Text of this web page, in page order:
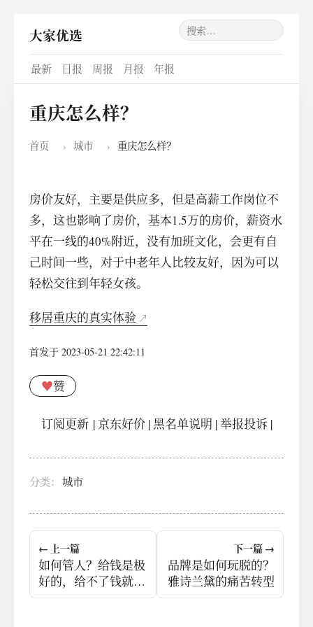
大家优选
最新 日报 周报 月报 年报
重庆怎么样？
首页 › 城市 › 重庆怎么样？
房价友好，主要是供应多，但是高薪工作岗位不
多，这也影响了房价，基本1.5万的房价，薪资水
平在一线的40%附近，没有加班文化，会更有自
己时间一些，对于中老年人比较友好，因为可以
轻松交往到年轻女孩。
移居重庆的真实体验
首发于 2023-05-21 22:42:11
♥赞
订阅更新| 京东好价|黑名单说明 |举报投诉 |
分类： 城市
← 上一篇
如何管人？给钱是极
好的，给不了钱就给
面子
下一篇 →
品牌是如何玩脱的？
雅诗兰黛的痛苦转型